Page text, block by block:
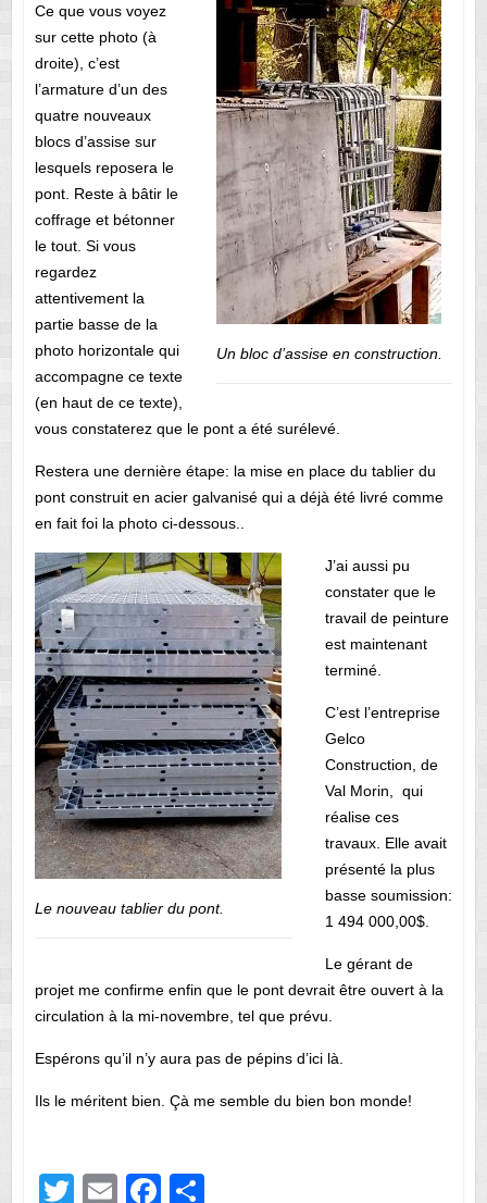
Un bloc d’assise en construction.
Ce que vous voyez
sur cette photo (à
droite), c’est
l’armature d’un des
quatre nouveaux
blocs d’assise sur
lesquels reposera le
pont. Reste à bâtir le
coffrage et bétonner
le tout. Si vous
regardez
attentivement la
partie basse de la
photo horizontale qui
accompagne ce texte
(en haut de ce texte),
vous constaterez que le pont a été surélevé.
Restera une dernière étape: la mise en place du tablier du
pont construit en acier galvanisé qui a déjà été livré comme
en fait foi la photo ci-dessous..
Le nouveau tablier du pont.
J’ai aussi pu
constater que le
travail de peinture
est maintenant
terminé.
C’est l’entreprise
Gelco
Construction, de
Val Morin, qui
réalise ces
travaux. Elle avait
présenté la plus
basse soumission:
1 494 000,00$.
Le gérant de
projet me confirme enfin que le pont devrait être ouvert à la
circulation à la mi-novembre, tel que prévu.
Espérons qu’il n’y aura pas de pépins d’ici là.
Ils le méritent bien. Çà me semble du bien bon monde!
T E F